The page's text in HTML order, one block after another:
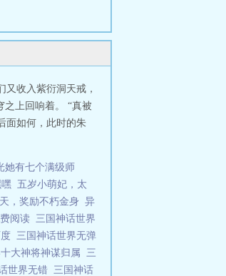
收入紫衍洞天戒，
之上回响着。 “真被
面如何，此时的朱
她有七个满级师
五岁小萌妃，太
，奖励不朽金身 异
阅读 三国神话世界
三国神话世界无弹
大神将神谋归属 三
世界无错 三国神话